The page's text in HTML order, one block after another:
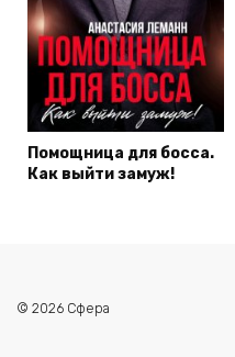
Помощница для босса.
Как выйти замуж!
© 2026 Сфера